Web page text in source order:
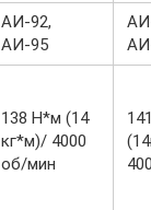
АИ-92,
АИ-95
138 Н*м (14
кг*м)/ 4000
об/мин